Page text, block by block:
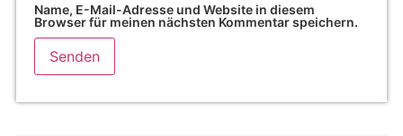
Name, E-Mail-Adresse und Website in diesem
Browser für meinen nächsten Kommentar speichern.